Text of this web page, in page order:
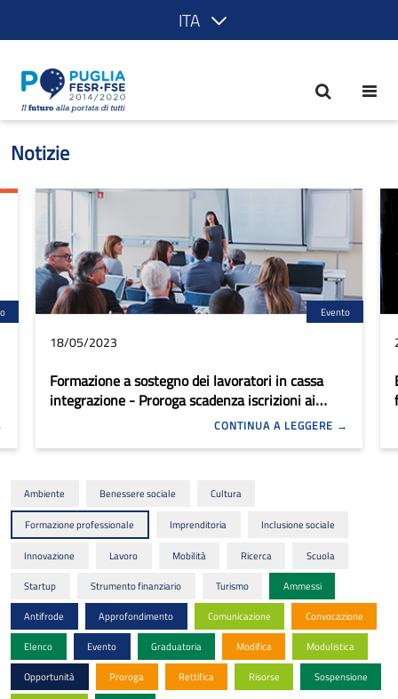
ITA
Notizie - POR Puglia 2014-2020
Notizie
Evento
18/05/2023
Formazione a sostegno dei lavoratori in cassa
integrazione - Proroga scadenza iscrizioni ai
percorsi formativi e trasmissione comunicazione
CONTINUA A LEGGERE
Ambiente Benessere sociale Cultura
Formazione professionale Imprenditoria Inclusione sociale
Innovazione Lavoro Mobilità Ricerca Scuola
Startup Strumento finanziario Turismo Ammessi
Antifrode Approfondimento Comunicazione Convocazione
Elenco Evento Graduatoria Modifica Modulistica
Opportunità Proroga Rettifica Risorse Sospensione